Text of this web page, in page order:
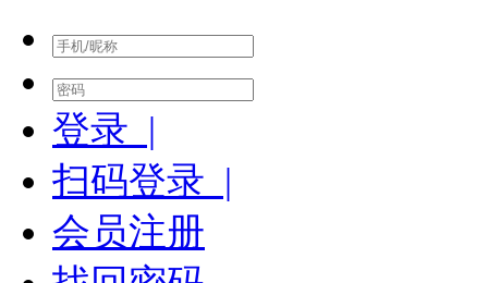
登录 |
扫码登录 |
会员注册